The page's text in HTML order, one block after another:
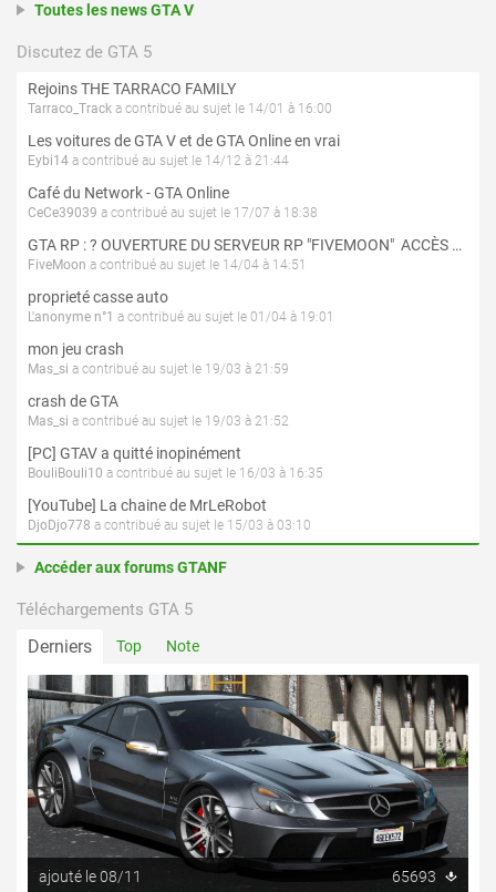
Toutes les news GTA V
Discutez de GTA 5
Rejoins THE TARRACO FAMILY
Tarraco_Track a contribué au sujet le 14/01 à 16:00
Les voitures de GTA V et de GTA Online en vrai
Eybi14 a contribué au sujet le 14/12 à 21:44
Café du Network - GTA Online
CeCe39039 a contribué au sujet le 17/07 à 18:38
GTA RP : ? OUVERTURE DU SERVEUR RP "FIVEMOON"  ACCÈS LIBRE ?
FiveMoon a contribué au sujet le 14/04 à 14:51
proprieté casse auto
L'anonyme n°1 a contribué au sujet le 01/04 à 19:01
mon jeu crash
Mas_si a contribué au sujet le 19/03 à 21:59
crash de GTA
Mas_si a contribué au sujet le 19/03 à 21:52
[PC] GTAV a quitté inopinément
BouliBouli10 a contribué au sujet le 16/03 à 16:35
[YouTube] La chaine de MrLeRobot
DjoDjo778 a contribué au sujet le 15/03 à 03:10
Accéder aux forums GTANF
Téléchargements GTA 5
Derniers Top Note
ajouté le 08/11 65693